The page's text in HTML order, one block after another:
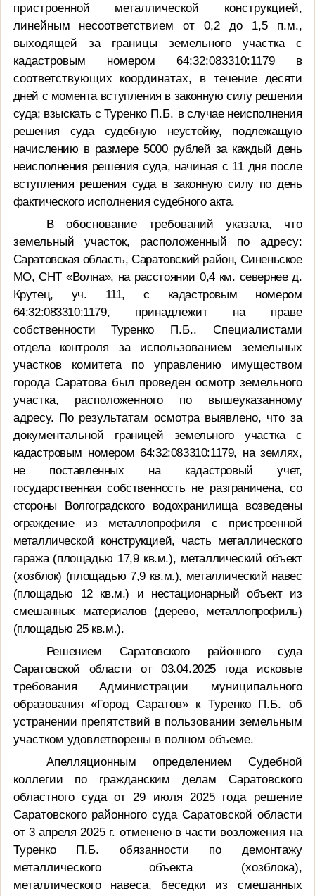
пристроенной металлической конструкцией,
линейным несоответствием от 0,2 до 1,5 п.м.,
выходящей за границы земельного участка с
кадастровым номером 64:32:083310:1179 в
соответствующих координатах, в течение десяти
дней с момента вступления в законную силу решения
суда; взыскать сТуренко П.Б. в случае неисполнения
решения суда судебную неустойку, подлежащую
начислению в размере 5000 рублей за каждый день
неисполнения решения суда, начиная с 11 дня после
вступления решения суда в законную силу по день
фактического исполнения судебного акта.
В обоснование требований указала, что
земельный участок, расположенный по адресу:
Саратовская область, Саратовский район, Синеньское
МО, СНТ «Волна», на расстоянии 0,4 км. севернее д.
Крутец, уч. 111, с кадастровым номером
64:32:083310:1179, принадлежит на праве
собственности Туренко П.Б.. Специалистами
отдела контроля за использованием земельных
участков комитета по управлению имуществом
города Саратова был проведен осмотр земельного
участка, расположенного по вышеуказанному
адресу. По результатам осмотра выявлено, что за
документальной границей земельного участка с
кадастровым номером 64:32:083310:1179, на землях,
не поставленных на кадастровый учет,
государственная собственность не разграничена, со
стороны Волгоградского водохранилища возведены
ограждение из металлопрофиля с пристроенной
металлической конструкцией, часть металлического
гаража (площадью 17,9 кв.м.), металлический объект
(хозблок) (площадью 7,9 кв.м.), металлический навес
(площадью 12 кв.м.) и нестационарный объект из
смешанных материалов (дерево, металлопрофиль)
(площадью 25 кв.м.).
Решением Саратовского районного суда
Саратовской области от 03.04.2025 года исковые
требования Администрации муниципального
образования «Город Саратов» к Туренко П.Б. об
устранении препятствий в пользовании земельным
участком удовлетворены в полном объеме.
Апелляционным определением Судебной
коллегии по гражданским делам Саратовского
областного суда от 29 июля 2025 года решение
Саратовского районного суда Саратовской области
от 3 апреля2025 г. отменено в части возложения на
Туренко П.Б. обязанности по демонтажу
металлического объекта (хозблока),
металлического навеса, беседки из смешанных